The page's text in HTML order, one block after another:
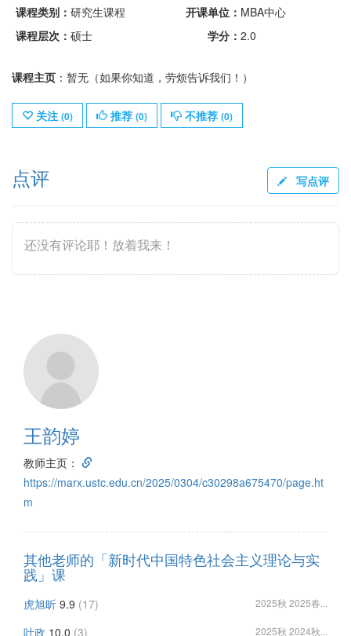
课程类别： 研究生课程 开课单位： MBA中心
课程层次： 硕士 学分： 2.0
课程主页 ：暂无（如果你知道，劳烦告诉我们！）
关注 (0) 推荐 (0) 不推荐 (0)
点评 写点评
还没有评论耶！放着我来！
王韵婷
教师主页：
https://marx.ustc.edu.cn/2025/0304/c30298a675470/page.ht
m
其他老师的「新时代中国特色社会主义理论与实
践」课
虎旭昕 9.9 (17) 2025秋 2025春...
叶政 10.0 (3) 2025秋 2024秋...